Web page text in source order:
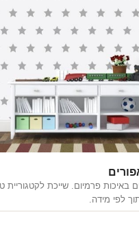
באיכות פרמיום. שייכת לקטגוריית